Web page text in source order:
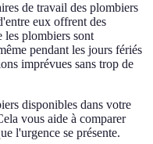
de travail des plombiers
eux offrent des
les plombiers sont
pendant les jours fériés
imprévues sans trop de
disponibles dans votre
vous aide à comparer
l'urgence se présente.